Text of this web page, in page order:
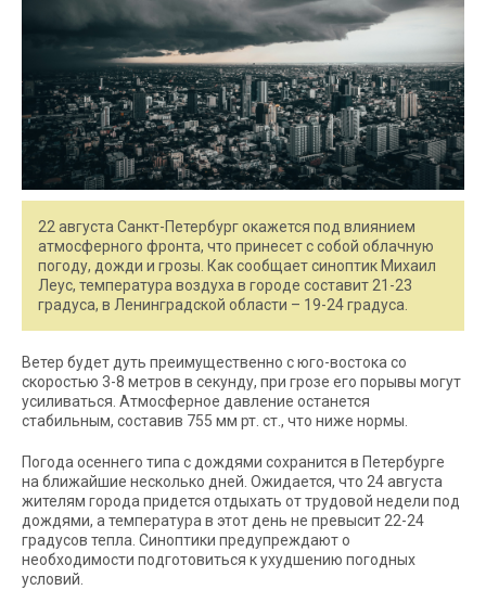
22 августа Санкт-Петербург окажется под влиянием
атмосферного фронта, что принесет с собой облачную
погоду, дожди и грозы. Как сообщает синоптик Михаил
Леус, температура воздуха в городе составит 21-23
градуса, в Ленинградской области – 19-24 градуса.
Ветер будет дуть преимущественно с юго-востока со
скоростью 3-8 метров в секунду, при грозе его порывы могут
усиливаться. Атмосферное давление останется
стабильным, составив 755 мм рт. ст., что ниже нормы.
Погода осеннего типа с дождями сохранится в Петербурге
на ближайшие несколько дней. Ожидается, что 24 августа
жителям города придется отдыхать от трудовой недели под
дождями, а температура в этот день не превысит 22-24
градусов тепла. Синоптики предупреждают о
необходимости подготовиться к ухудшению погодных
условий.